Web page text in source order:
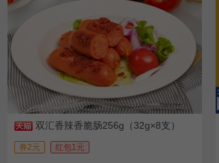
双汇香辣香脆肠256g（32g×8支）
券2元 红包1元